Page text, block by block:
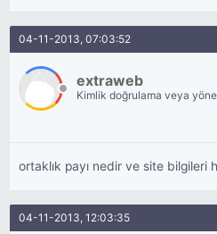
04-11-2013, 07:03:52
extraweb
Kimlik doğrulama veya
ortaklık payı nedir ve site bilgileri
04-11-2013, 12:03:35